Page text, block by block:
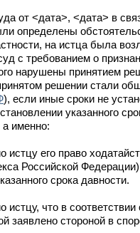
от <дата>, <дата> в
определены
на истца была
с требованием о
нарушены принятием
решении стали
), если иные сроки не
указанного
а именно:
истцу его право
Российской
срока давности.
истцу, что в соответствии
заявлено стороной в